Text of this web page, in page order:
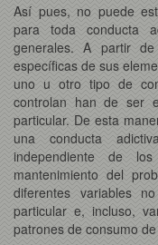
Así pues, no puede
para toda conducta
generales. A partir de
específicas de sus
uno u otro tipo de
controlan han de ser
particular. De esta
una conducta
independiente de
mantenimiento del
diferentes variables
particular e, incluso,
patrones de consumo